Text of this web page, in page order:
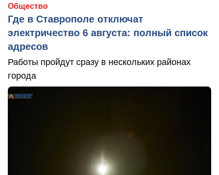
Общество
Где в Ставрополе отключат
электричество 6 августа: полный список
адресов
Работы пройдут сразу в нескольких районах
города